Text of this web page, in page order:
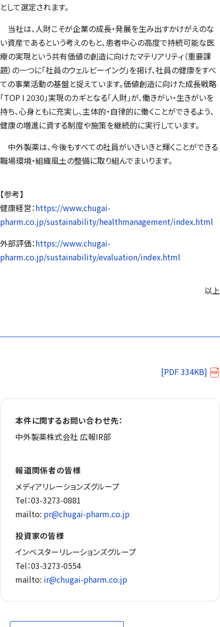
として選定されます。
当社は、人財こそが企業の成長・発展を生み出すかけがえのな
い資産であるという考えのもと、患者中心の高度で持続可能な医
療の実現という共有価値の創造に向けたマテリアリティ（重要課
題）の一つに「社員のウェルビーイング」を掲げ、社員の健康をすべ
ての事業活動の基盤と捉えています。価値創造に向けた成長戦略
「TOP I 2030」実現のカギとなる「人財」が、働きがい・生きがいを
持ち、心身ともに充実し、主体的・自律的に働くことができるよう、
健康の増進に資する制度や施策を継続的に実行しています。
中外製薬は、今後もすべての社員がいきいきと輝くことができる
職場環境・組織風土の整備に取り組んでまいります。
【参考】
健康経営：https://www.chugai-
pharm.co.jp/sustainability/healthmanagement/index.html
外部評価：https://www.chugai-
pharm.co.jp/sustainability/evaluation/index.html
以上
[PDF 334KB]
本件に関するお問い合わせ先：
中外製薬株式会社 広報IR部
報道関係者の皆様
メディアリレーションズグループ
Tel：03-3273-0881
mailto: pr@chugai-pharm.co.jp
投資家の皆様
インベスターリレーションズグループ
Tel：03-3273-0554
mailto: ir@chugai-pharm.co.jp